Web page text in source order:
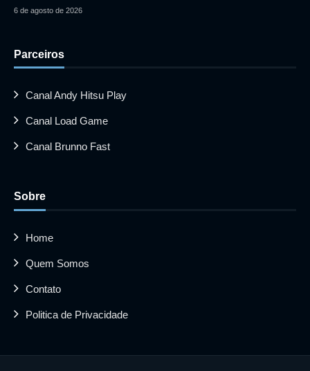
6 de agosto de 2026
Parceiros
Canal Andy Hitsu Play
Canal Load Game
Canal Brunno Fast
Sobre
Home
Quem Somos
Contato
Politica de Privacidade